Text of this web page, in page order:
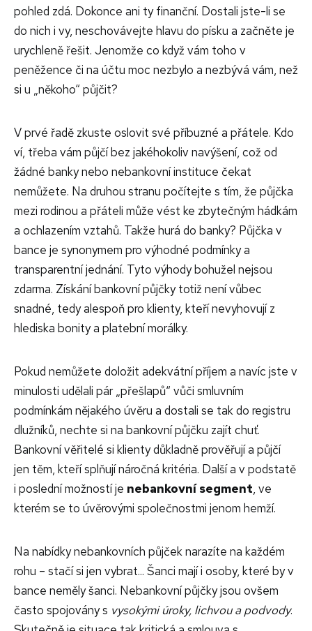
pohled zdá. Dokonce ani ty finanční. Dostali jste-li se
do nich i vy, neschovávejte hlavu do písku a začněte je
urychleně řešit. Jenomže co když vám toho v
peněžence či na účtu moc nezbylo a nezbývá vám, než
si u „někoho“ půjčit?
V prvé řadě zkuste oslovit své příbuzné a přátele. Kdo
ví, třeba vám půjčí bez jakéhokoliv navýšení, což od
žádné banky nebo nebankovní instituce čekat
nemůžete. Na druhou stranu počítejte s tím, že půjčka
mezi rodinou a přáteli může vést ke zbytečným hádkám
a ochlazením vztahů. Takže hurá do banky? Půjčka v
bance je synonymem pro výhodné podmínky a
transparentní jednání. Tyto výhody bohužel nejsou
zdarma. Získání bankovní půjčky totiž není vůbec
snadné, tedy alespoň pro klienty, kteří nevyhovují z
hlediska bonity a platební morálky.
Pokud nemůžete doložit adekvátní příjem a navíc jste v
minulosti udělali pár „přešlapů“ vůči smluvním
podmínkám nějakého úvěru a dostali se tak do registru
dlužníků, nechte si na bankovní půjčku zajít chuť.
Bankovní věřitelé si klienty důkladně prověřují a půjčí
jen těm, kteří splňují náročná kritéria. Další a v podstatě
i poslední možností je nebankovní segment, ve
kterém se to úvěrovými společnostmi jenom hemží.
Na nabídky nebankovních půjček narazíte na každém
rohu – stačí si jen vybrat... Šanci mají i osoby, které by v
bance neměly šanci. Nebankovní půjčky jsou ovšem
často spojovány s vysokými úroky, lichvou a podvody.